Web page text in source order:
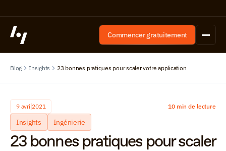
Commencer gratuitement
Blog Insights 23 bonnes pratiques pour scaler votre application
9 avril2021 10 min de lecture
Insights Ingénierie
23 bonnes pratiques pour scaler